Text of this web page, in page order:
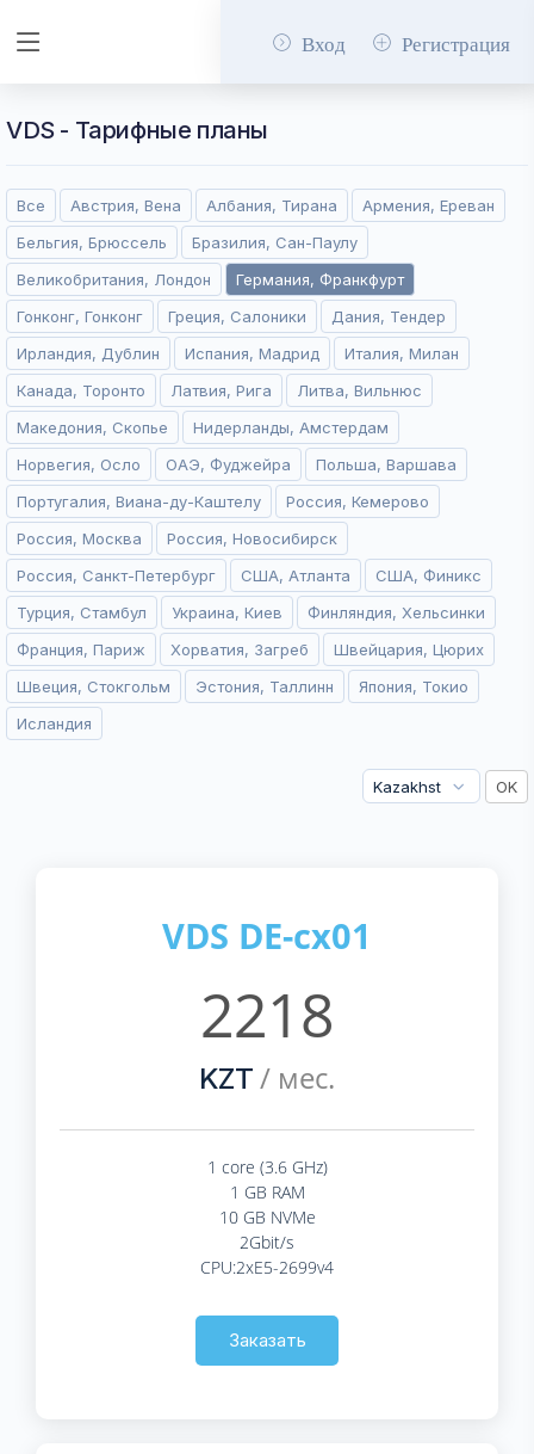
Вход Регистрация
VDS - Тарифные планы
Все Австрия, Вена Албания, Тирана
Армения, Ереван
Бельгия, Брюссель
Бразилия, Сан-Паулу
Великобритания, Лондон
Германия, Франкфурт
Гонконг, Гонконг
Греция, Салоники
Дания, Тендер
Ирландия, Дублин
Испания, Мадрид
Италия, Милан
Канада, Торонто
Латвия, Рига
Литва, Вильнюс
Македония, Скопье
Нидерланды, Амстердам
Норвегия, Осло
ОАЭ, Фуджейра
Польша, Варшава
Португалия, Виана-ду-Каштелу
Россия, Кемерово
Россия, Москва
Россия, Новосибирск
Россия, Санкт-Петербург
США, Атланта
США, Финикс
Турция, Стамбул
Украина, Киев
Финляндия, Хельсинки
Франция, Париж
Хорватия, Загреб
Швейцария, Цюрих
Швеция, Стокгольм
Эстония, Таллинн
Япония, Токио
Исландия
VDS DE-cx01
2218
KZT / мес.
1 core (3.6 GHz)
1 GB RAM
10 GB NVMe
2Gbit/s
CPU:2xE5-2699v4
Заказать